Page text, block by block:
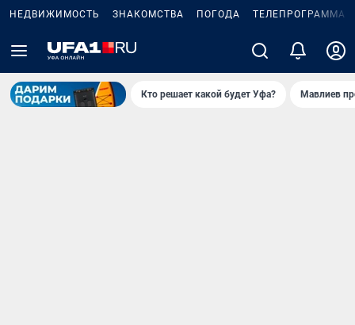
НЕДВИЖИМОСТЬ ЗНАКОМСТВА ПОГОДА ТЕЛЕПРОГРАММА
Кто решает какой будет Уфа? Мавлиев